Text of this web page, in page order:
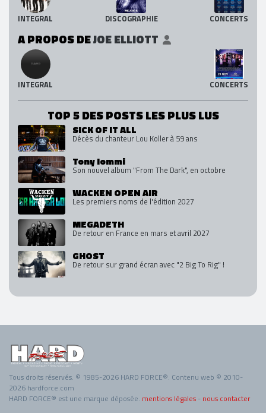
INTEGRAL DISCOGRAPHIE CONCERTS
A PROPOS DEJOE ELLIOTT
INTEGRAL CONCERTS
TOP 5 DES POSTS LES PLUS LUS
SICK OF IT ALL
Décès du chanteur Lou Koller à 59 ans
Tony Iommi
Son nouvel album "From The Dark", en octobre
WACKEN OPEN AIR
Les premiers noms de l'édition 2027
MEGADETH
De retour en France en mars et avril 2027
GHOST
De retour sur grand écran avec "2 Big To Rig" !
Tous droits réservés. © 1985-2026 HARD FORCE®. Contenu web © 2010-
2026 hardforce.com
HARD FORCE® est une marque déposée. mentions légales - nous contacter